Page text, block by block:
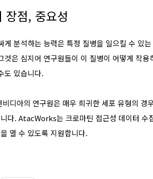
점, 중요성
게 분석하는 능력은 특정 질병을 일으킬 수 있
것은 심지어 연구원들이 이 질병이 어떻게 작
도 있습니다.
디아의 연구원은 매우 희귀한 세포 유형의
다. AtacWorks는 크로마틴 접근성 데이터 수
열 수 있도록 지원합니다.